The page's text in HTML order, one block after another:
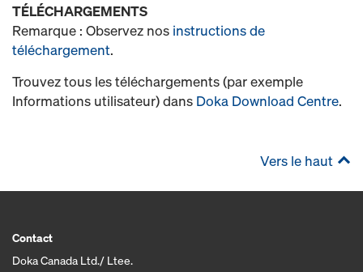
TÉLÉCHARGEMENTS
Remarque : Observez nos instructions de
téléchargement.
Trouvez tous les téléchargements (par exemple
Informations utilisateur) dans Doka Download Centre.
Vers le haut
Contact
Doka Canada Ltd./ Ltee.